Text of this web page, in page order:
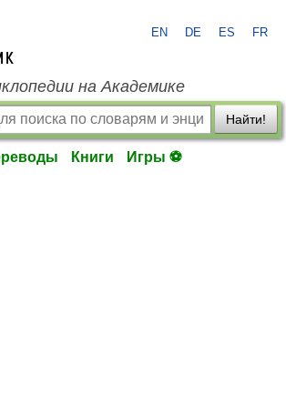
EN DE ES FR
на Академике
Найти!
Книги Игры ⚽